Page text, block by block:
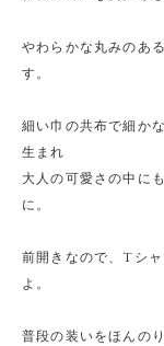
やわらかな丸みのあ
す。
細い巾の共布で細か
生まれ
大人の可愛さの中に
に。
前開きなので、Tシ
よ。
普段の装いをほんの